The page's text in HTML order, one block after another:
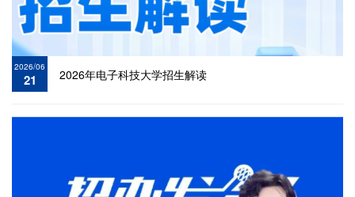
2026/06
21 2026年电子科技大学招生解读